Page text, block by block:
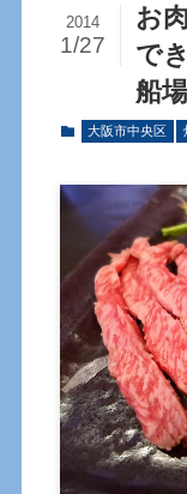
お
で
船
2014
1/27
大阪市中央区